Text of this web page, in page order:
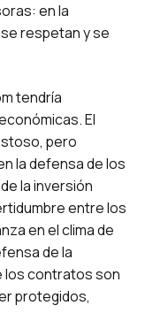
en la
respetan y se
tendría
El
pero
la defensa de los
la inversión
entre los
en el clima de
de la
los contratos son
protegidos,